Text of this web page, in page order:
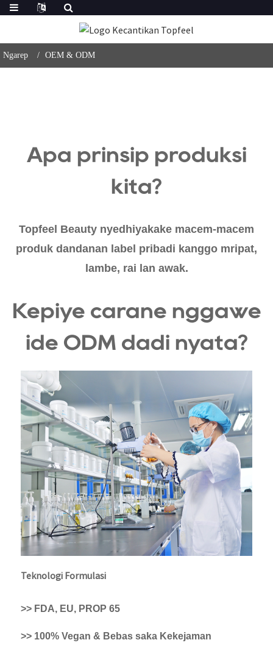
Ngarep OEM & ODM
Apa prinsip produksi
kita?
Topfeel Beauty nyedhiyakake macem-macem
produk dandanan label pribadi kanggo mripat,
lambe, rai lan awak.
Kepiye carane nggawe
ide ODM dadi nyata?
Teknologi Formulasi
>> FDA, EU, PROP 65
>> 100% Vegan & Bebas saka Kekejaman